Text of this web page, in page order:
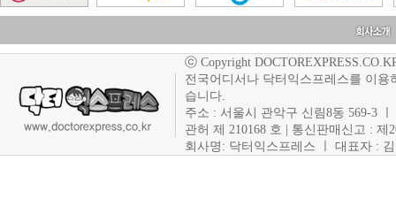
ⓒ Copyright
전국어디서나 닥터익스프레스를 이
습니다.
주소 : 서울시 관악구 신림8동 569-3
관허 제 210168 호 | 통신판매신고 : 제
회사명: 닥터익스프레스 ㅣ 대표자 :